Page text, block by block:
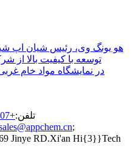
هو یونگ وی، رئیس شیان اپ
توسعه با کیفیت بالا
تلفن:+8613809190407; +86-29-88346301
;
Jinye RD.Xi'an Hi{3}}Tech